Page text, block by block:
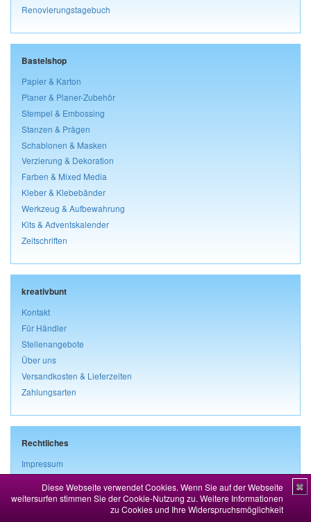
Diese Webseite verwendet Cookies. Wenn Sie auf der Webseite
weitersurfen stimmen Sie der Cookie-Nutzung zu. Weitere Informationen
zu Cookies und Ihre Widerspruchsmöglichkeit
✖
Renovierungstagebuch
Bastelshop
Papier & Karton
Planer & Planer-Zubehör
Stempel & Embossing
Stanzen & Prägen
Schablonen & Masken
Verzierung & Dekoration
Farben & Mixed Media
Kleber & Klebebänder
Werkzeug & Aufbewahrung
Kits & Adventskalender
Zeitschriften
kreativbunt
Kontakt
Für Händler
Stellenangebote
Über uns
Versandkosten & Lieferzeiten
Zahlungsarten
Rechtliches
Impressum
Widerrufsbelehrung & Widerrufsformular